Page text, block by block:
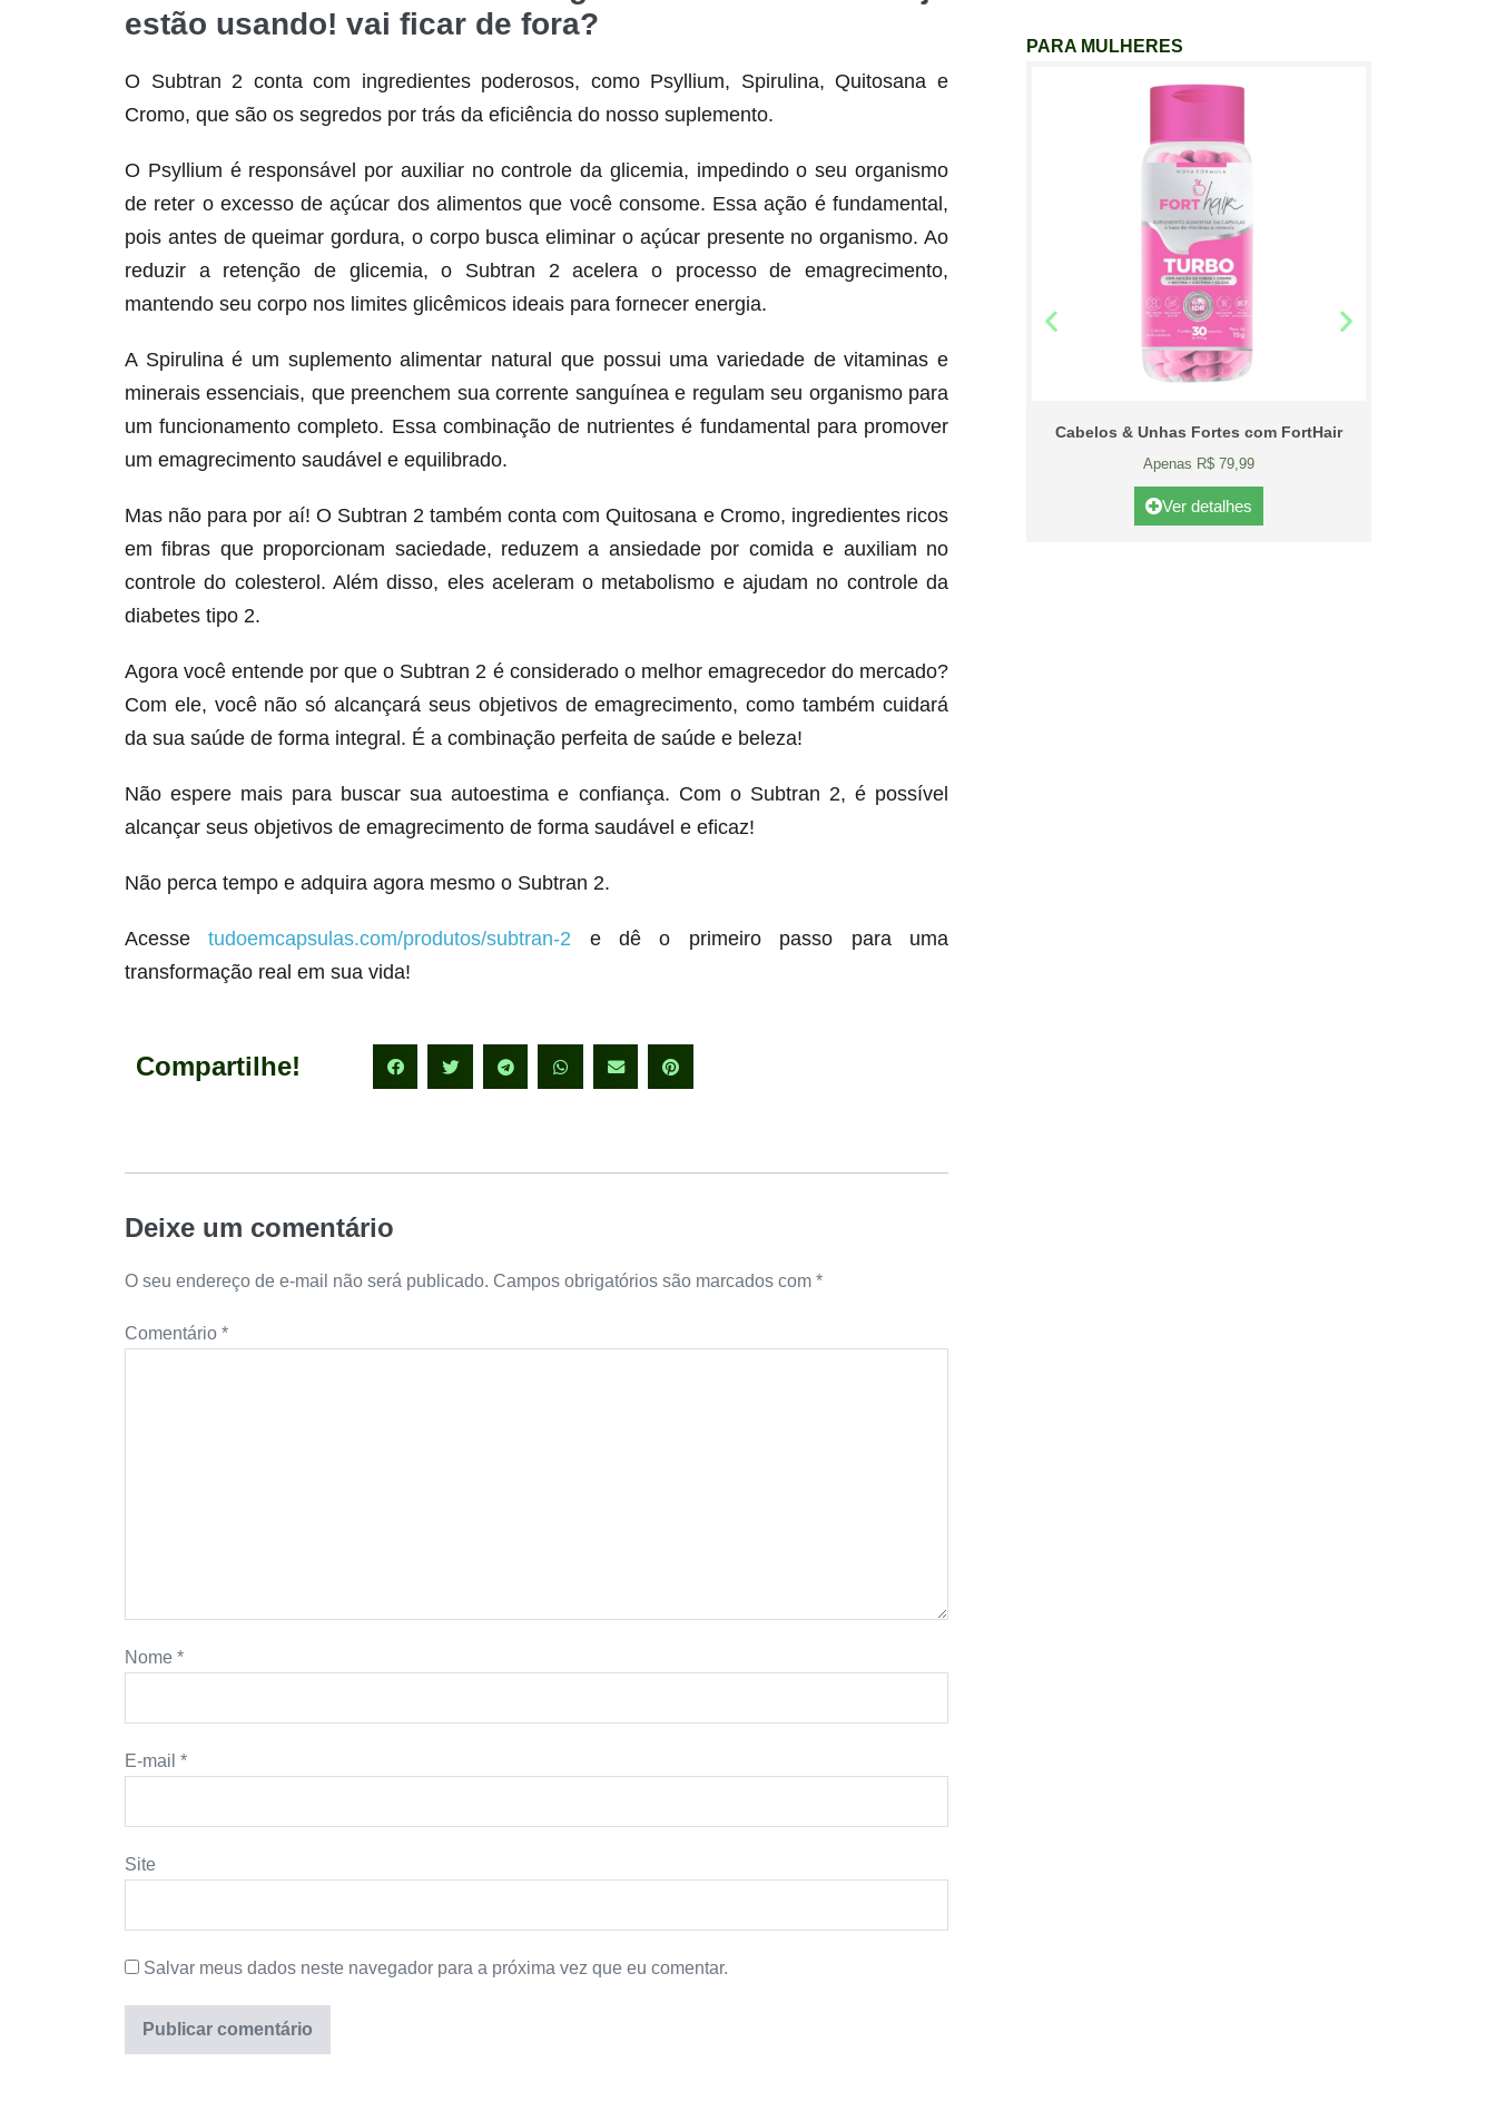
estão usando! vai ficar de fora?
O Subtran 2 conta com ingredientes poderosos, como Psyllium, Spirulina, Quitosana e
Cromo, que são os segredos por trás da eficiência do nosso suplemento.
O Psyllium é responsável por auxiliar no controle da glicemia, impedindo o seu organismo
de reter o excesso de açúcar dos alimentos que você consome. Essa ação é fundamental,
pois antes de queimar gordura, o corpo busca eliminar o açúcar presente no organismo. Ao
reduzir a retenção de glicemia, o Subtran 2 acelera o processo de emagrecimento,
mantendo seu corpo nos limites glicêmicos ideais para fornecer energia.
A Spirulina é um suplemento alimentar natural que possui uma variedade de vitaminas e
minerais essenciais, que preenchem sua corrente sanguínea e regulam seu organismo para
um funcionamento completo. Essa combinação de nutrientes é fundamental para promover
um emagrecimento saudável e equilibrado.
Mas não para por aí! O Subtran 2 também conta com Quitosana e Cromo, ingredientes ricos
em fibras que proporcionam saciedade, reduzem a ansiedade por comida e auxiliam no
controle do colesterol. Além disso, eles aceleram o metabolismo e ajudam no controle da
diabetes tipo 2.
Agora você entende por que o Subtran 2 é considerado o melhor emagrecedor do mercado?
Com ele, você não só alcançará seus objetivos de emagrecimento, como também cuidará
da sua saúde de forma integral. É a combinação perfeita de saúde e beleza!
Não espere mais para buscar sua autoestima e confiança. Com o Subtran 2, é possível
alcançar seus objetivos de emagrecimento de forma saudável e eficaz!
Não perca tempo e adquira agora mesmo o Subtran 2.
Acessetudoemcapsulas.com/produtos/subtran-2 e dê o primeiro passo para uma
transformação real em sua vida!
Compartilhe!
Deixe um comentário
O seu endereço de e-mail não será publicado. Campos obrigatórios são marcados com *
Comentário *
Nome *
E-mail *
Site
Salvar meus dados neste navegador para a próxima vez que eu comentar.
PARA MULHERES
Melt Hair para cabelo, pele e unhas!
Ver detalhes
Cabelos & Unhas Fortes com FortHair
Apenas R$ 79,99
Ver detalhes